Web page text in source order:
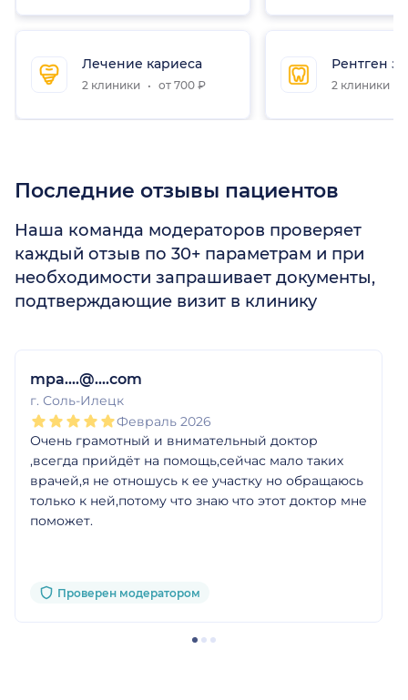
Лечение кариеса
2 клиники от 700 ₽
Рентген
2 клиники
Последние отзывы пациентов
Наша команда модераторов проверяет
каждый отзыв по 30+ параметрам и при
необходимости запрашивает документы,
подтверждающие визит в клинику
mpa....@....com
г. Соль-Илецк
Февраль 2026
Очень грамотный и внимательный доктор
,всегда прийдёт на помощь,сейчас мало таких
врачей,я не отношусь к ее участку но обращаюсь
только к ней,потому что знаю что этот доктор мне
поможет.
Проверен модератором